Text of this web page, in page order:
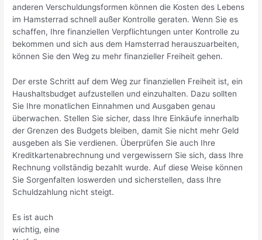
anderen Verschuldungsformen können die Kosten des Lebens
im Hamsterrad schnell außer Kontrolle geraten. Wenn Sie es
schaffen, Ihre finanziellen Verpflichtungen unter Kontrolle zu
bekommen und sich aus dem Hamsterrad herauszuarbeiten,
können Sie den Weg zu mehr finanzieller Freiheit gehen.
Der erste Schritt auf dem Weg zur finanziellen Freiheit ist, ein
Haushaltsbudget aufzustellen und einzuhalten. Dazu sollten
Sie Ihre monatlichen Einnahmen und Ausgaben genau
überwachen. Stellen Sie sicher, dass Ihre Einkäufe innerhalb
der Grenzen des Budgets bleiben, damit Sie nicht mehr Geld
ausgeben als Sie verdienen. Überprüfen Sie auch Ihre
Kreditkartenabrechnung und vergewissern Sie sich, dass Ihre
Rechnung vollständig bezahlt wurde. Auf diese Weise können
Sie Sorgenfalten loswerden und sicherstellen, dass Ihre
Schuldzahlung nicht steigt.
Es ist auch
wichtig, eine